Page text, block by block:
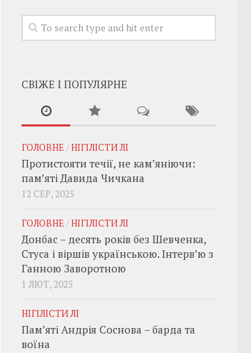
СВІЖЕ І ПОПУЛЯРНЕ
ГОЛОВНЕ/НІГІЛІСТИ ЛІ
Протистояти течії, не кам’яніючи:
пам’яті Давида Чичкана
12 СЕР, 2025
ГОЛОВНЕ/НІГІЛІСТИ ЛІ
Донбас – десять років без Шевченка,
Стуса і віршів українською. Інтерв’ю з
Ганною Заворотною
1 ЛЮТ, 2025
НІГІЛІСТИ ЛІ
Пам’яті Андрія Соснова – барда та
воїна